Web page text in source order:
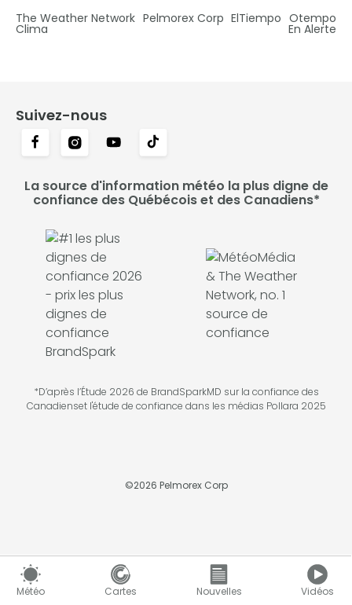
Météo Cartes Nouvelles Vidéos
The Weather Network Pelmorex Corp ElTiempo Otempo
Clima En Alerte
Suivez-nous
La source d'information météo la plus digne de
confiance des Québécois et des Canadiens*
*D’après l’Étude 2026 de BrandSparkMD sur la confiance des
Canadienset l'étude de confiance dans les médias Pollara 2025
©2026 Pelmorex Corp